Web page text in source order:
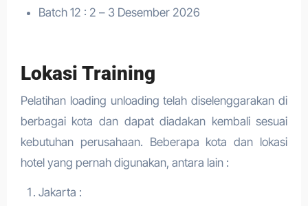
Batch 12 : 2 – 3 Desember 2026
Lokasi Training
Pelatihan loading unloading telah diselenggarakan di
berbagai kota dan dapat diadakan kembali sesuai
kebutuhan perusahaan. Beberapa kota dan lokasi
hotel yang pernah digunakan, antara lain :
Jakarta :